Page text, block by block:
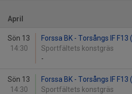
April
Sön 13
14:30
Forssa BK - Torsångs IF
Sportfältets konstgräs
-
Sön 13
14:30
Forssa BK - Torsångs IF
Sportfältets konstgräs